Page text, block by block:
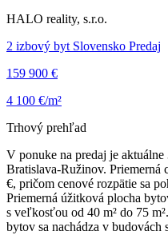
HALO reality, s.r.o.
2 izbový byt Slovensko Predaj
159 900 €
4 100 €/m²
Trhový prehľad
V ponuke na predaj je
Bratislava-Ružinov. Priemerná
€, pričom cenové rozpätie sa
Priemerná úžitková plocha
s veľkosťou od 40 m² do 75
bytov sa nachádza v budovách